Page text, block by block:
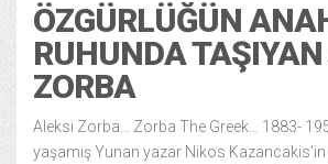
ÖZGÜRLÜĞÜN
RUHUNDA
ZORBA
Aleksi Zorba… Zorba The Greek… 1883-
yaşamış Yunan yazar Nikos